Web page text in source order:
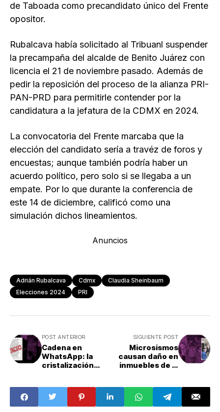
de Taboada como precandidato único del Frente
opositor.
Rubalcava había solicitado al Tribuanl suspender
la precampaña del alcalde de Benito Juárez con
licencia el 21 de noviembre pasado. Además de
pedir la reposición del proceso de la alianza PRI-
PAN-PRD para permitirle contender por la
candidatura a la jefatura de la CDMX en 2024.
La convocatoria del Frente marcaba que la
elección del candidato sería a travéz de foros y
encuestas; aunque también podría haber un
acuerdo político, pero solo si se llegaba a un
empate. Por lo que durante la conferencia de
este 14 de diciembre, calificó como una
simulación dichos lineamientos.
Anuncios
Adrián Rubalcava Cdmx
Claudia Sheinbaum
Elecciones 2024
PRI
POST ANTERIOR
Cadena en
WhatsApp: la
cristalización
SIGUIENTE POST
Microsismos
causan daño en
inmuebles de la